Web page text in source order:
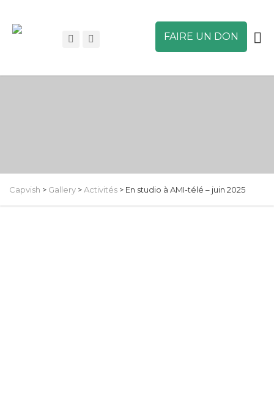
FAIRE UN DON
Capvish > Gallery >Activités > En studio à AMI-télé – juin 2025